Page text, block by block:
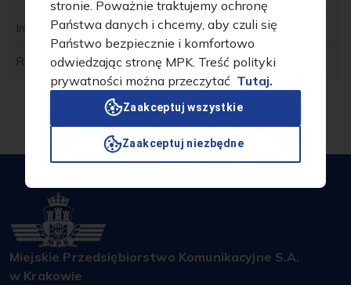
Instrukcja użytkowania biuletynu
Redakcja
Miejskie Przedsiębiorstwo Komunikacyjne S.A.
w Krakowie
stronie. Poważnie traktujemy ochronę
Państwa danych i chcemy, aby czuli się
Państwo bezpiecznie i komfortowo
odwiedzając stronę MPK. Treść polityki
prywatności można przeczytać Tutaj.
Zaakceptuj wszystkie
Zaakceptuj niezbędne